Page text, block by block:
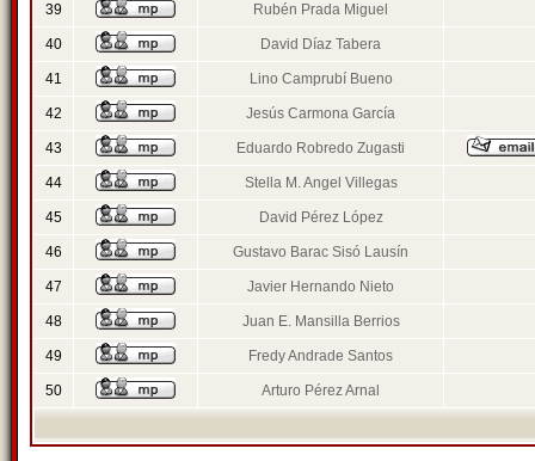
39 Rubén Prada Miguel
40 David Díaz Tabera
41 Lino Camprubí Bueno
42 Jesús Carmona García
43 Eduardo Robredo Zugasti
44 Stella M. Angel Villegas
45 David Pérez López
46 Gustavo Barac Sisó Lausín
47 Javier Hernando Nieto
48 Juan E. Mansilla Berrios
49 Fredy Andrade Santos
50 Arturo Pérez Arnal